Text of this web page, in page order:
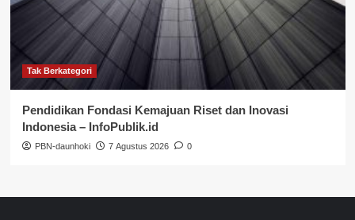
Tak Berkategori
Pendidikan Fondasi Kemajuan Riset dan Inovasi
Indonesia – InfoPublik.id
PBN-daunhoki 7 Agustus 2026 0